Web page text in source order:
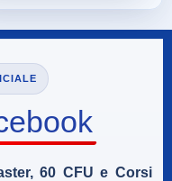
60 CFU e Corsi